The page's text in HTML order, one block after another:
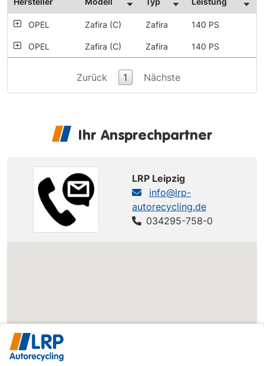
OPEL Zafira (C) Zafira 140 PS
OPEL Zafira (C) Zafira 140 PS
Zurück 1 Nächste
Ihr Ansprechpartner
LRP Leipzig
info@lrp-
autorecycling.de
034295-758-0